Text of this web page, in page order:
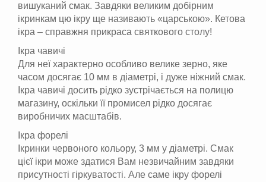
вишуканий смак. Завдяки великим добірним
ікринкам цю ікру ще називають «царською». Кетова
ікра – справжня прикраса святкового столу!
Ікра чавичі
Для неї характерно особливо велике зерно, яке
часом досягає 10 мм в діаметрі, і дуже ніжний смак.
Ікра чавичі досить рідко зустрічається на полицю
магазину, оскільки її промисел рідко досягає
виробничих масштабів.
Ікра форелі
Ікринки червоного кольору, 3 мм у діаметрі. Смак
цієї ікри може здатися Вам незвичайним завдяки
присутності гіркуватості. Але саме ікру форелі